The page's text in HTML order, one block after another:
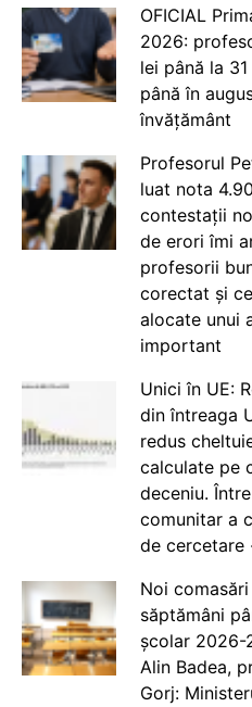
OFICIAL
2026:
lei până la
până în
învățământ
Profesorul
luat nota
contestații
de erori îmi
profesorii
corectat și
alocate unui
important
Unici în UE:
din întreaga
redus
calculate pe
deceniu.
comunitar a
de cercetare
Noi
săptămâni
școlar 2026-
Alin Badea,
Gorj: